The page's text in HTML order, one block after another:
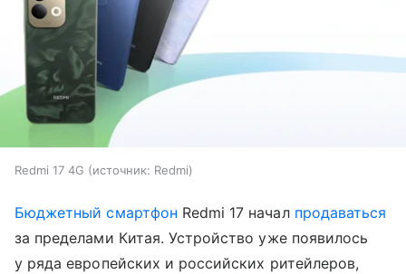
Redmi 17 4G источник: Redmi
Бюджетный смартфон Redmi 17 начал продаваться
за пределами Китая. Устройство уже появилось
у ряда европейских и российских ритейлеров,